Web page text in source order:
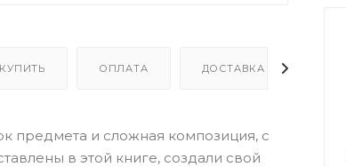
ОПЛАТА ДОСТАВКА
предмета и сложная композиция, с
в этой книге, создали свой